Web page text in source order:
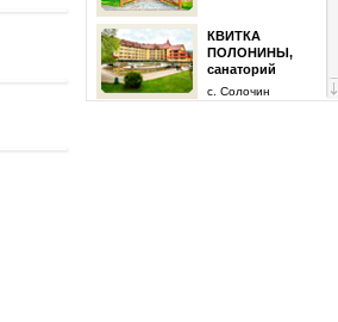
КВИТКА
ПОЛОНИНЫ,
санаторий
с. Солочин